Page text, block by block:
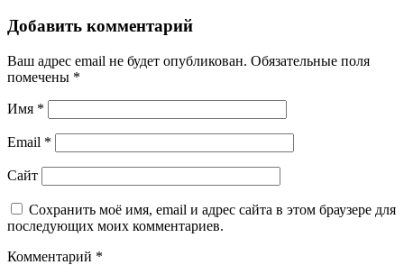
Добавить комментарий
Ваш адрес email не будет опубликован. Обязательные поля
помечены *
Имя *
Email *
Сайт
Сохранить моё имя, email и адрес сайта в этом браузере для
последующих моих комментариев.
Комментарий *